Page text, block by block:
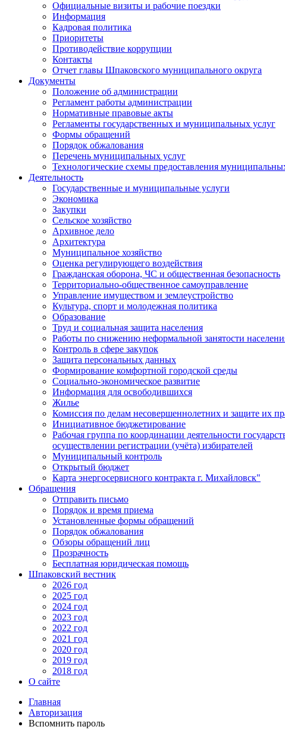
Официальные визиты и рабочие поездки
Информация
Кадровая политика
Приоритеты
Противодействие коррупции
Контакты
Отчет главы Шпаковского муниципального округа
Документы
Положение об администрации
Регламент работы администрации
Нормативные правовые акты
Регламенты государственных и муниципальных услуг
Формы обращений
Порядок обжалования
Перечень муниципальных услуг
Технологические схемы предоставления
Деятельность
Государственные и муниципальные услуги
Экономика
Закупки
Сельское хозяйство
Архивное дело
Архитектура
Муниципальное хозяйство
Оценка регулирующего воздействия
Гражданская оборона, ЧС и общественная безопасность
Территориально-общественное самоуправление
Управление имуществом и землеустройство
Культура, спорт и молодежная политика
Образование
Труд и социальная защита населения
Работы по снижению неформальной занятости
Контроль в сфере закупок
Защита персональных данных
Формирование комфортной городской среды
Социально-экономическое развитие
Информация для освободившихся
Жилье
Комиссия по делам несовершеннолетних и защите их
Инициативное бюджетирование
Рабочая группа по координации деятельности
осуществлении регистрации (учёта) избирателей
Муниципальный контроль
Открытый бюджет
Карта энергосервисного контракта г. Михайловск"
Обращения
Отправить письмо
Порядок и время приема
Установленные формы обращений
Порядок обжалования
Обзоры обращений лиц
Прозрачность
Бесплатная юридическая помощь
Шпаковский вестник
2026 год
2025 год
2024 год
2023 год
2022 год
2021 год
2020 год
2019 год
2018 год
О сайте
Главная
Авторизация
Вспомнить пароль